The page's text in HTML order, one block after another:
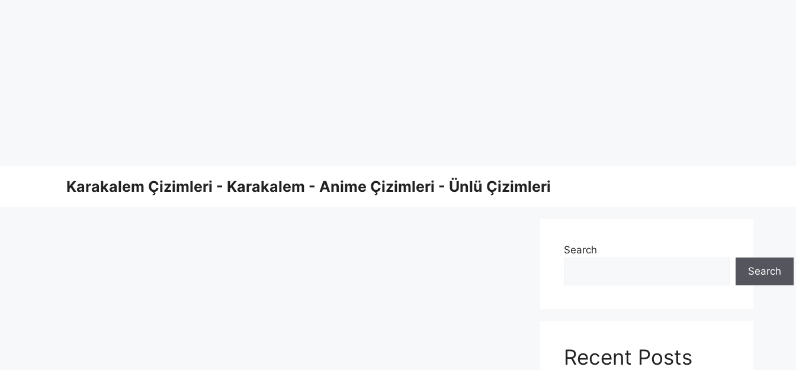
Karakalem Çizimleri - Karakalem - Anime Çizimleri - Ünlü Çizimleri
Search
Search
Recent Posts